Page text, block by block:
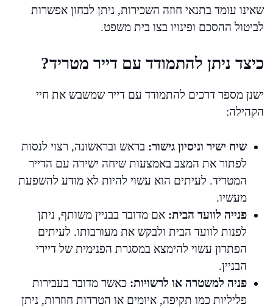
שאינו עומד בתנאי חוזה השכירות, ניתן לבחון אפשרות
לביטול ההסכם ופינויו בצו בית משפט.
כיצד ניתן להתמודד עם דייר מטריד?
ישנן מספר דרכים להתמודד עם דייר שמשבש את חיי
הקהילה:
שיח ישיר וניסיון גישור: בראש ובראשונה, רצוי לנסות
לפתור את המצב באמצעות שיחה ישירה עם הדייר
המטריד. לעיתים הוא עשוי להיות לא מודע להשפעת
מעשיו.
פנייה לוועד הבית: אם מדובר בבניין משותף, ניתן
לפנות לוועד הבית ולבקש את מעורבותו. לעיתים
הפתרון עשוי להימצא במסגרת הפנימית של דיירי
הבניין.
פניה למשטרה או לרשויות: כאשר מדובר בעבירות
פליליות כמו תקיפה, איומים או הטרדות חוזרות, ניתן